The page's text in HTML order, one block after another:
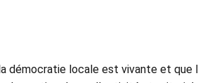
démocratie locale est vivante et que